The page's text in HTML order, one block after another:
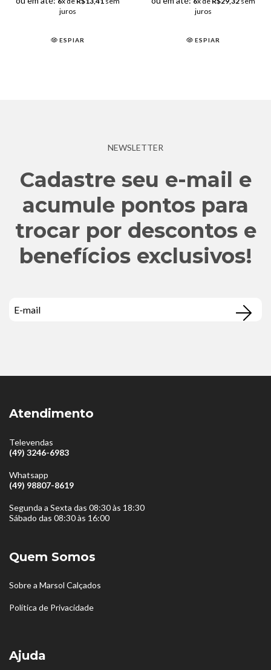
juros
ESPIAR
juros
ESPIAR
NEWSLETTER
Cadastre seu e-mail e
acumule pontos para
trocar por descontos e
benefícios exclusivos!
Atendimento
Televendas
(49) 3246-6983
Whatsapp
(49) 98807-8619
Segunda a Sexta das 08:30 às 18:30
Sábado das 08:30 às 16:00
Quem Somos
Sobre a Marsol Calçados
Política de Privacidade
Ajuda